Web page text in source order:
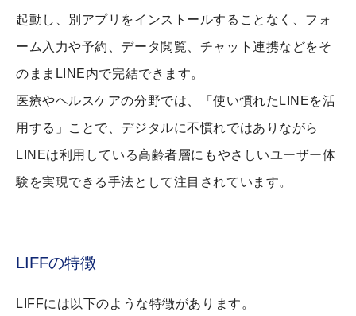
起動し、別アプリをインストールすることなく、フォ
ーム入力や予約、データ閲覧、チャット連携などをそ
のままLINE内で完結できます。
医療やヘルスケアの分野では、「使い慣れたLINEを活
用する」ことで、デジタルに不慣れではありながら
LINEは利用している高齢者層にもやさしいユーザー体
験を実現できる手法として注目されています。
LIFFの特徴
LIFFには以下のような特徴があります。